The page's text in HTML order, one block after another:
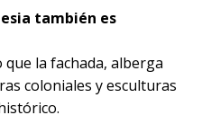
también es
la fachada, alberga
coloniales y esculturas